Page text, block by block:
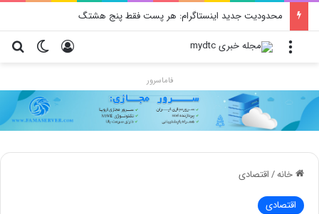
محدودیت جدید اینستاگرام: هر پست فقط پنج هشتگ
تغییر ورود منو
فاماسرور
خانه/اقتصادی
اقتصادی